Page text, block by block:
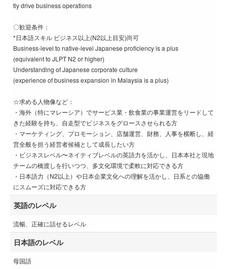
tly drive business operations
〇歓迎条件：
*日本語スキル ビジネス以上(N2以上目安)尚可
Business-level to native-level Japanese proficiency is a plus
(equivalent to JLPT N2 or higher)
Understanding of Japanese corporate culture
(experience of business expansion in Malaysia is a plus)
☆求める人物像など：
・海外（特にマレーシア）でサービス業・飲食業の事業運営をリードして
きた経験を持ち、自走型でビジネスをグロースさせられる方
・マーケティング、プロモーション、店舗運営、財務、人事を横断し、経
営全般を担う経営者候補として成長したい方
・ビジネスレベル〜ネイティブレベルの英語力を活かし、日本本社と現地
チームの橋渡しを行いつつ、多文化環境で柔軟に対応できる方
・日本語力（N2以上）や日本企業文化への理解を活かし、日系との協働
にスムーズに対応できる方
英語のレベル
流暢、正確に話せるレベル
日本語のレベル
母国語